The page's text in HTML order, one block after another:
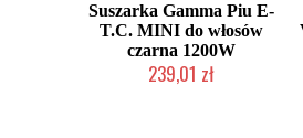
Suszarka Gamma Piu E-
T.C. MINI do włosów
czarna 1200W
239,01 zł